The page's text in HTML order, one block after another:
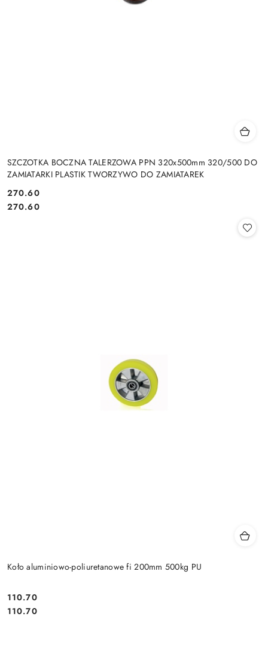
SZCZOTKA BOCZNA TALERZOWA PPN 320x500mm 320/500 DO
ZAMIATARKI PLASTIK TWORZYWO DO ZAMIATAREK
Cena:
270.60
Cena:
270.60
Koło aluminiowo-poliuretanowe fi 200mm 500kg PU
Cena:
110.70
Cena:
110.70